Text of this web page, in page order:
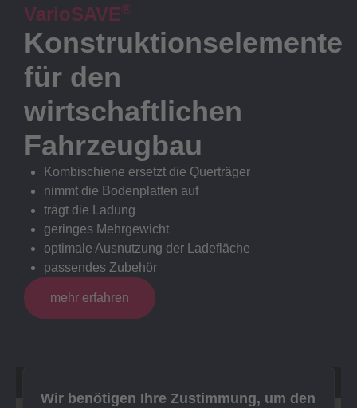
VarioSAVE®
Konstruktionselemente
für den
wirtschaftlichen
Fahrzeugbau
Kombischiene ersetzt die Querträger
nimmt die Bodenplatten auf
trägt die Ladung
geringes Mehrgewicht
optimale Ausnutzung der Ladefläche
passendes Zubehör
mehr erfahren
Wir benötigen Ihre Zustimmung, um den